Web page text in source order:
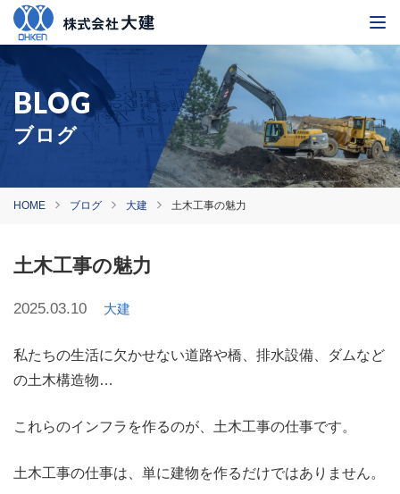
ブログ
HOME ブログ 大建 土木工事の魅力
土木工事の魅力
2025.03.10 大建
私たちの生活に欠かせない道路や橋、排水設備、ダムなど
の土木構造物…
これらのインフラを作るのが、土木工事の仕事です。
土木工事の仕事は、単に建物を作るだけではありません。